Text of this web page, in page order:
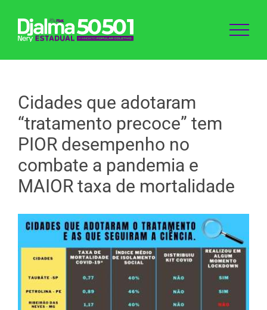
para
Cidades que adotaram
“tratamento precoce” tem
PIOR desempenho no
combate a pandemia e
MAIOR taxa de mortalidade
View
Larger
Image